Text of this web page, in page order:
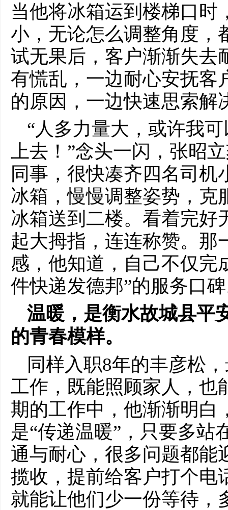
当他将冰箱运到楼梯口时
小，无论怎么调整角度，
试无果后，客户渐渐失去
有慌乱，一边耐心安抚客
的原因，一边快速思索解
“人多力量大，或许我
上去！”念头一闪，张昭
同事，很快凑齐四名司
冰箱，慢慢调整姿势，克
冰箱送到二楼。看着完好
起大拇指，连连称赞。那
感，他知道，自己不仅完
件快递发德邦”的服务口
温暖，是衡水故城县平
的青春模样。
同样入职8年的丰彦松
工作，既能照顾家人，也
期的工作中，他渐渐明白
是“传递温暖”，只要多站
通与耐心，很多问题都能
揽收，提前给客户打个电
就能让他们少一份等待，